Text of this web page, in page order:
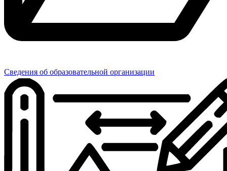
Сведения об образовательной организации